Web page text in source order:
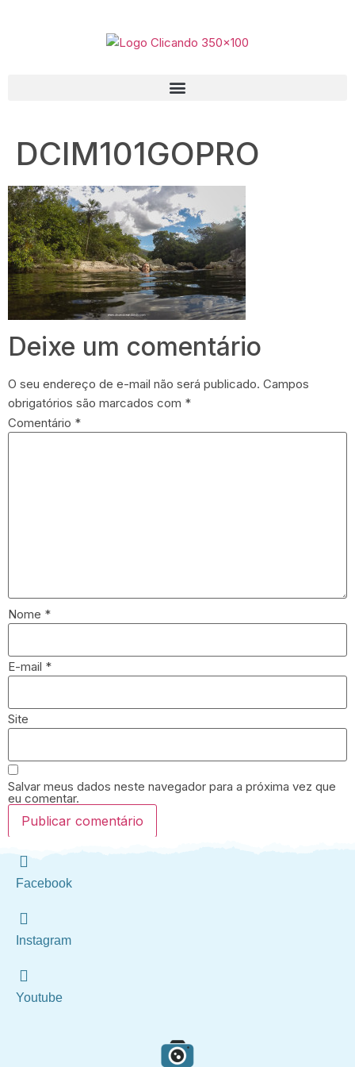
DCIM101GOPRO
Deixe um comentário
O seu endereço de e-mail não será publicado. Campos
obrigatórios são marcados com *
Comentário *
Nome *
E-mail *
Site
Salvar meus dados neste navegador para a próxima vez que
eu comentar.
Facebook
Instagram
Youtube